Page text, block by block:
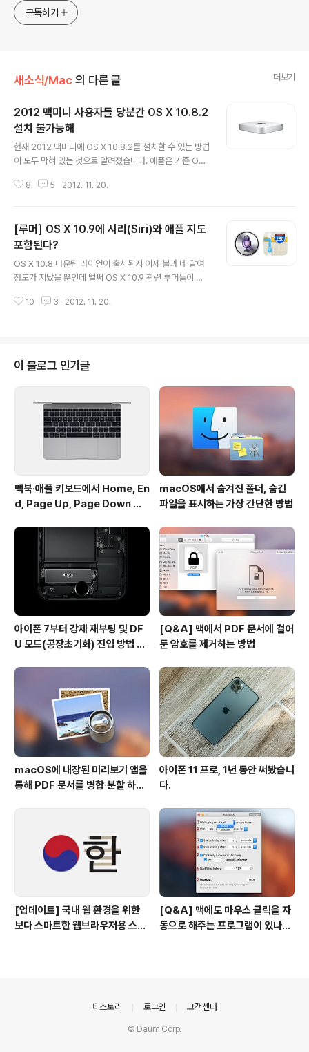
구독하기
새소식/Mac 의 다른 글 더보기
2012 맥미니 사용자들 당분간 OS X 10.8.2
설치 불가능해
현재 2012 맥미니에 OS X 10.8.2를 설치할 수 있는 방법
이 모두 막혀 있는 것으로 알려졌습니다. 애플은 기존 OS
12 맥미니와 13인치 레티나 맥북프로, 2012 아이맥에 대
모델들을 위한 OS X 마운틴 라이언 10.8.2 업데이트 배포
하지만 애플은 맥 앱스토어와 애플 다운로드 채널에 해당
업데이트를 제거한 상태며, 기존 사용자가 해당 버전을 수
동으로 업데이트 할 때 다음과 같은 에러 메시지를 화면에
표시하며 설치가 진행되지 않는다고 합니다."에러: OS X
이 디스크로 OS X 업데이트를 실행할 수 없습니다...
8 5 2012. 11. 20.
[루머] OS X 10.9에 시리(Siri)와 애플 지도
포함된다?
OS X 10.8 마운틴 라이언이 출시된지 이제 불과 네 달여
정도가 지났을 뿐인데 벌써 OS X 10.9 관련 루머들이 다
9to5mac은 애플 내부 소식통을 인용해 현재 애플 내부에
연스러운 질문을 할 수 있다 . 예를 들면, “이번주에 우산이
필요할까?” 라고 물으면, Siri는 사용자가 날씨 예보를 찾
고 있다고 이해한다. 또한 Siri는 사용자가 접근을 허락한
개인 정보를 매우 능숙하게 찾아 이용할 수 있다. 예를 들어
“집에 도착하면 엄마에게 전화하라 상기..
10 3 2012. 11. 20.
이 블로그 인기글
맥북∙애플 키보드에서 Home, En
d, Page Up, Page Down 키
macOS에서 숨겨진 폴더, 숨긴
파일을 표시하는 가장 간단한 방법
아이폰 7부터 강제 재부팅 및 DF
U 모드(공장초기화) 진입 방법 변
[Q&A] 맥에서 PDF 문서에 걸어
둔 암호를 제거하는 방법
macOS에 내장된 미리보기 앱을
통해 PDF 문서를 병합∙분할 하는
아이폰 11 프로, 1년 동안 써봤습니
다.
[업데이트] 국내 웹 환경을 위한
보다 스마트한 웹브라우저용 스타
[Q&A] 맥에도 마우스 클릭을 자
동으로 해주는 프로그램이 있나
티스토리 로그인 고객센터
© Daum Corp.